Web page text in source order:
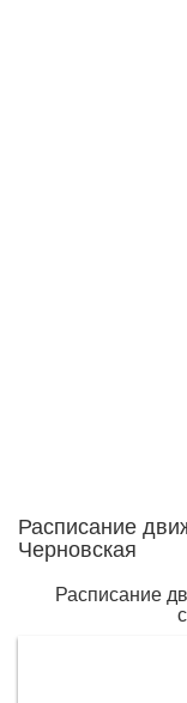
Расписание
Черновская
Расписание